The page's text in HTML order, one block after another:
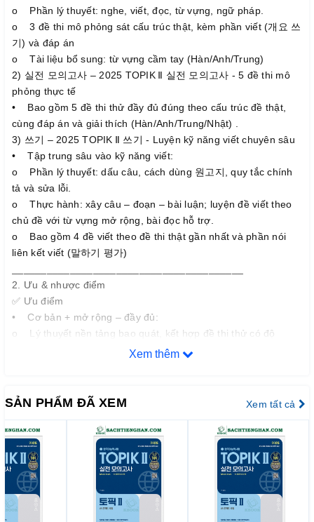
o Phần lý thuyết: nghe, viết, đọc, từ vựng, ngữ pháp.
o 3 đề thi mô phỏng sát cấu trúc thật, kèm phần viết (개요 쓰
기) và đáp án
o Tài liệu bổ sung: từ vựng cầm tay (Hàn/Anh/Trung)
2) 실전 모의고사 – 2025 TOPIK Ⅱ 실전 모의고사 - 5 đề thi mô
phỏng thực tế
• Bao gồm 5 đề thi thử đầy đủ đúng theo cấu trúc đề thật,
cùng đáp án và giải thích (Hàn/Anh/Trung/Nhật) .
3) 쓰기 – 2025 TOPIK Ⅱ 쓰기 - Luyện kỹ năng viết chuyên sâu
• Tập trung sâu vào kỹ năng viết:
o Phần lý thuyết: dấu câu, cách dùng 원고지, quy tắc chính
tả và sửa lỗi.
o Thực hành: xây câu – đoạn – bài luận; luyện đề viết theo
chủ đề với từ vựng mở rộng, bài đọc hỗ trợ.
o Bao gồm 4 đề viết theo đề thi thật gần nhất và phần nói
liên kết viết (말하기 평가)
2. Ưu & nhược điểm
✅ Ưu điểm
• Cơ bản + mở rộng – đầy đủ:
o Lý thuyết nền tảng bao quát, kết hợp đề thi thử có độ
“thật” cao (3 đề + 5 đề + 4 đề viết) .
• Cấu trúc logic, phân mục rõ ràng: dễ theo dõi – học từng
⚠️ Nhược điểm
• Khối lượng lớn (~1.234 trang, 3.332g):
o Gợi ý chỉ phù hợp với người học nghiêm túc, không phù
hợp để tự học nhanh hoặc mang theo khi di chuyển .
Xem thêm
SẢN PHẨM ĐÃ XEM Xem tất cả